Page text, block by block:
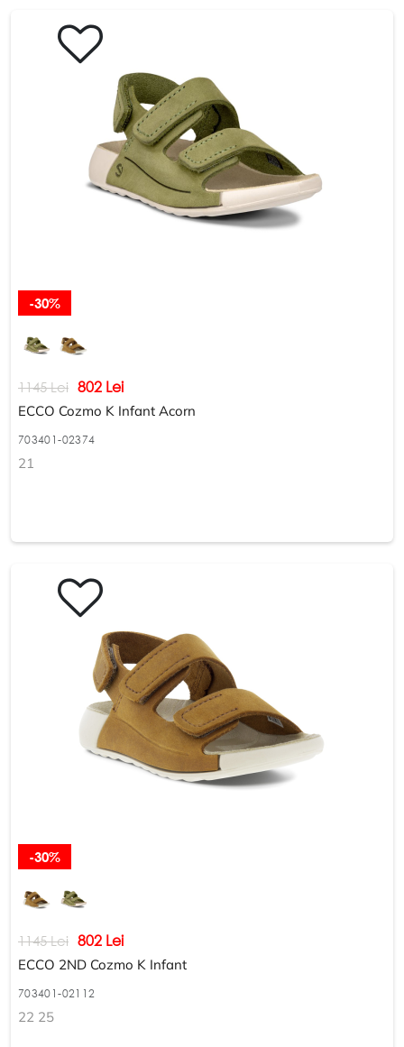
-30%
1145 Lei 802 Lei
ECCO Cozmo K Infant Acorn
703401-02374
21
-30%
1145 Lei 802 Lei
ECCO 2ND Cozmo K Infant
703401-02112
22 25